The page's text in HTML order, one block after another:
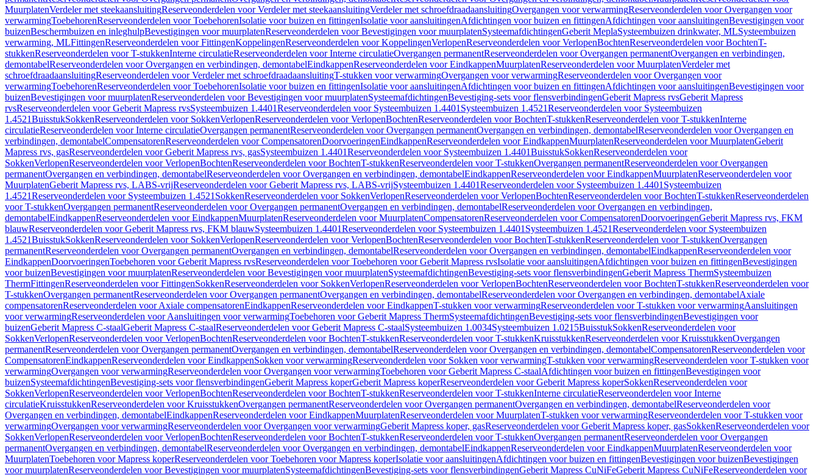
MuurplatenVerdeler met steekaansluitingReserveonderdelen voor Verdeler met steekaansluitingVerdeler met schroefdraadaansluitingOvergangen voor verwarmingReserveonderdelen voor Overgangen voor
verwarmingToebehorenReserveonderdelen voor ToebehorenIsolatie voor buizen en fittingenIsolatie voor aansluitingenAfdichtingen voor buizen en fittingenAfdichtingen voor aansluitingenBevestigingen voor
buizenBeschermbuizen en inleghulpBevestigingen voor muurplatenReserveonderdelen voor Bevestigingen voor muurplatenSysteemafdichtingenGeberit MeplaSysteembuizen drinkwater, MLSysteembuizen
verwarming, MLFittingenReserveonderdelen voor FittingenKoppelingenReserveonderdelen voor KoppelingenVerlopenReserveonderdelen voor VerlopenBochtenReserveonderdelen voor BochtenT-
stukkenReserveonderdelen voor T-stukkenInterne circulatieReserveonderdelen voor Interne circulatieOvergangen permanentReserveonderdelen voor Overgangen permanentOvergangen en verbindingen,
demontabelReserveonderdelen voor Overgangen en verbindingen, demontabelEindkappenReserveonderdelen voor EindkappenMuurplatenReserveonderdelen voor MuurplatenVerdeler met
schroefdraadaansluitingReserveonderdelen voor Verdeler met schroefdraadaansluitingT-stukken voor verwarmingOvergangen voor verwarmingReserveonderdelen voor Overgangen voor
verwarmingToebehorenReserveonderdelen voor ToebehorenIsolatie voor buizen en fittingenIsolatie voor aansluitingenAfdichtingen voor buizen en fittingenAfdichtingen voor aansluitingenBevestigingen voor
buizenBevestigingen voor muurplatenReserveonderdelen voor Bevestigingen voor muurplatenSysteemafdichtingenBevestiging-sets voor flensverbindingenGeberit Mapress rvsGeberit Mapress
rvsReserveonderdelen voor Geberit Mapress rvsSysteembuizen 1.4401Reserveonderdelen voor Systeembuizen 1.4401 Systeembuizen 1.4521Reserveonderdelen voor Systeembuizen
1.4521BuisstukSokkenReserveonderdelen voor SokkenVerlopenReserveonderdelen voor VerlopenBochtenReserveonderdelen voor BochtenT-stukkenReserveonderdelen voor T-stukkenInterne
circulatieReserveonderdelen voor Interne circulatieOvergangen permanentReserveonderdelen voor Overgangen permanentOvergangen en verbindingen, demontabelReserveonderdelen voor Overgangen en
verbindingen, demontabelCompensatorenReserveonderdelen voor CompensatorenDoorvoeringenEindkappenReserveonderdelen voor EindkappenMuurplatenReserveonderdelen voor MuurplatenGeberit
Mapress rvs, gasReserveonderdelen voor Geberit Mapress rvs, gasSysteembuizen 1.4401Reserveonderdelen voor Systeembuizen 1.4401BuisstukSokkenReserveonderdelen voor
SokkenVerlopenReserveonderdelen voor VerlopenBochtenReserveonderdelen voor BochtenT-stukkenReserveonderdelen voor T-stukkenOvergangen permanentReserveonderdelen voor Overgangen
permanentOvergangen en verbindingen, demontabelReserveonderdelen voor Overgangen en verbindingen, demontabelEindkappenReserveonderdelen voor EindkappenMuurplatenReserveonderdelen voor
MuurplatenGeberit Mapress rvs, LABS-vrijReserveonderdelen voor Geberit Mapress rvs, LABS-vrijSysteembuizen 1.4401Reserveonderdelen voor Systeembuizen 1.4401 Systeembuizen
1.4521Reserveonderdelen voor Systeembuizen 1.4521 SokkenReserveonderdelen voor SokkenVerlopenReserveonderdelen voor VerlopenBochtenReserveonderdelen voor BochtenT-stukkenReserveonderdelen
voor T-stukkenOvergangen permanentReserveonderdelen voor Overgangen permanentOvergangen en verbindingen, demontabelReserveonderdelen voor Overgangen en verbindingen,
demontabelEindkappenReserveonderdelen voor EindkappenMuurplatenReserveonderdelen voor MuurplatenCompensatorenReserveonderdelen voor CompensatorenDoorvoeringenGeberit Mapress rvs, FKM
blauwReserveonderdelen voor Geberit Mapress rvs, FKM blauwSysteembuizen 1.4401Reserveonderdelen voor Systeembuizen 1.4401 Systeembuizen 1.4521Reserveonderdelen voor Systeembuizen
1.4521BuisstukSokkenReserveonderdelen voor SokkenVerlopenReserveonderdelen voor VerlopenBochtenReserveonderdelen voor BochtenT-stukkenReserveonderdelen voor T-stukkenOvergangen
permanentReserveonderdelen voor Overgangen permanentOvergangen en verbindingen, demontabelReserveonderdelen voor Overgangen en verbindingen, demontabelEindkappenReserveonderdelen voor
EindkappenDoorvoeringenToebehoren voor Geberit Mapress rvsReserveonderdelen voor Toebehoren voor Geberit Mapress rvsIsolatie voor aansluitingenAfdichtingen voor buizen en fittingenBevestigingen
voor buizenBevestigingen voor muurplatenReserveonderdelen voor Bevestigingen voor muurplatenSysteemafdichtingenBevestiging-sets voor flensverbindingenGeberit Mapress ThermSysteembuizen
ThermFittingenReserveonderdelen voor FittingenSokkenReserveonderdelen voor SokkenVerlopenReserveonderdelen voor VerlopenBochtenReserveonderdelen voor BochtenT-stukkenReserveonderdelen voor
T-stukkenOvergangen permanentReserveonderdelen voor Overgangen permanentOvergangen en verbindingen, demontabelReserveonderdelen voor Overgangen en verbindingen, demontabelAxiale
compensatorenReserveonderdelen voor Axiale compensatorenEindkappenReserveonderdelen voor EindkappenT-stukken voor verwarmingReserveonderdelen voor T-stukken voor verwarmingAansluitingen
voor verwarmingReserveonderdelen voor Aansluitingen voor verwarmingToebehoren voor Geberit Mapress ThermSysteemafdichtingenBevestiging-sets voor flensverbindingenBevestigingen voor
buizenGeberit Mapress C-staalGeberit Mapress C-staalReserveonderdelen voor Geberit Mapress C-staalSysteembuizen 1.0034Systeembuizen 1.0215BuisstukSokkenReserveonderdelen voor
SokkenVerlopenReserveonderdelen voor VerlopenBochtenReserveonderdelen voor BochtenT-stukkenReserveonderdelen voor T-stukkenKruisstukkenReserveonderdelen voor KruisstukkenOvergangen
permanentReserveonderdelen voor Overgangen permanentOvergangen en verbindingen, demontabelReserveonderdelen voor Overgangen en verbindingen, demontabelCompensatorenReserveonderdelen voor
CompensatorenEindkappenReserveonderdelen voor EindkappenSokken voor verwarmingReserveonderdelen voor Sokken voor verwarmingT-stukken voor verwarmingReserveonderdelen voor T-stukken voor
verwarmingOvergangen voor verwarmingReserveonderdelen voor Overgangen voor verwarmingToebehoren voor Geberit Mapress C-staalAfdichtingen voor buizen en fittingenBevestigingen voor
buizenSysteemafdichtingenBevestiging-sets voor flensverbindingenGeberit Mapress koperGeberit Mapress koperReserveonderdelen voor Geberit Mapress koperSokkenReserveonderdelen voor
SokkenVerlopenReserveonderdelen voor VerlopenBochtenReserveonderdelen voor BochtenT-stukkenReserveonderdelen voor T-stukkenInterne circulatieReserveonderdelen voor Interne
circulatieKruisstukkenReserveonderdelen voor KruisstukkenOvergangen permanentReserveonderdelen voor Overgangen permanentOvergangen en verbindingen, demontabelReserveonderdelen voor
Overgangen en verbindingen, demontabelEindkappenReserveonderdelen voor EindkappenMuurplatenReserveonderdelen voor MuurplatenT-stukken voor verwarmingReserveonderdelen voor T-stukken voor
verwarmingOvergangen voor verwarmingReserveonderdelen voor Overgangen voor verwarmingGeberit Mapress koper, gasReserveonderdelen voor Geberit Mapress koper, gasSokkenReserveonderdelen voor
SokkenVerlopenReserveonderdelen voor VerlopenBochtenReserveonderdelen voor BochtenT-stukkenReserveonderdelen voor T-stukkenOvergangen permanentReserveonderdelen voor Overgangen
permanentOvergangen en verbindingen, demontabelReserveonderdelen voor Overgangen en verbindingen, demontabelEindkappenReserveonderdelen voor EindkappenMuurplatenReserveonderdelen voor
MuurplatenToebehoren voor Mapress koperReserveonderdelen voor Toebehoren voor Mapress koperIsolatie voor aansluitingenAfdichtingen voor buizen en fittingenBevestigingen voor buizenBevestigingen
voor muurplatenReserveonderdelen voor Bevestigingen voor muurplatenSysteemafdichtingenBevestiging-sets voor flensverbindingenGeberit Mapress CuNiFeGeberit Mapress CuNiFeReserveonderdelen voor